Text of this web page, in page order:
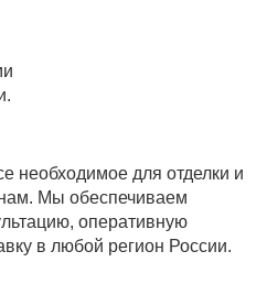
необходимое для отделки и
Мы обеспечиваем
оперативную
в любой регион России.